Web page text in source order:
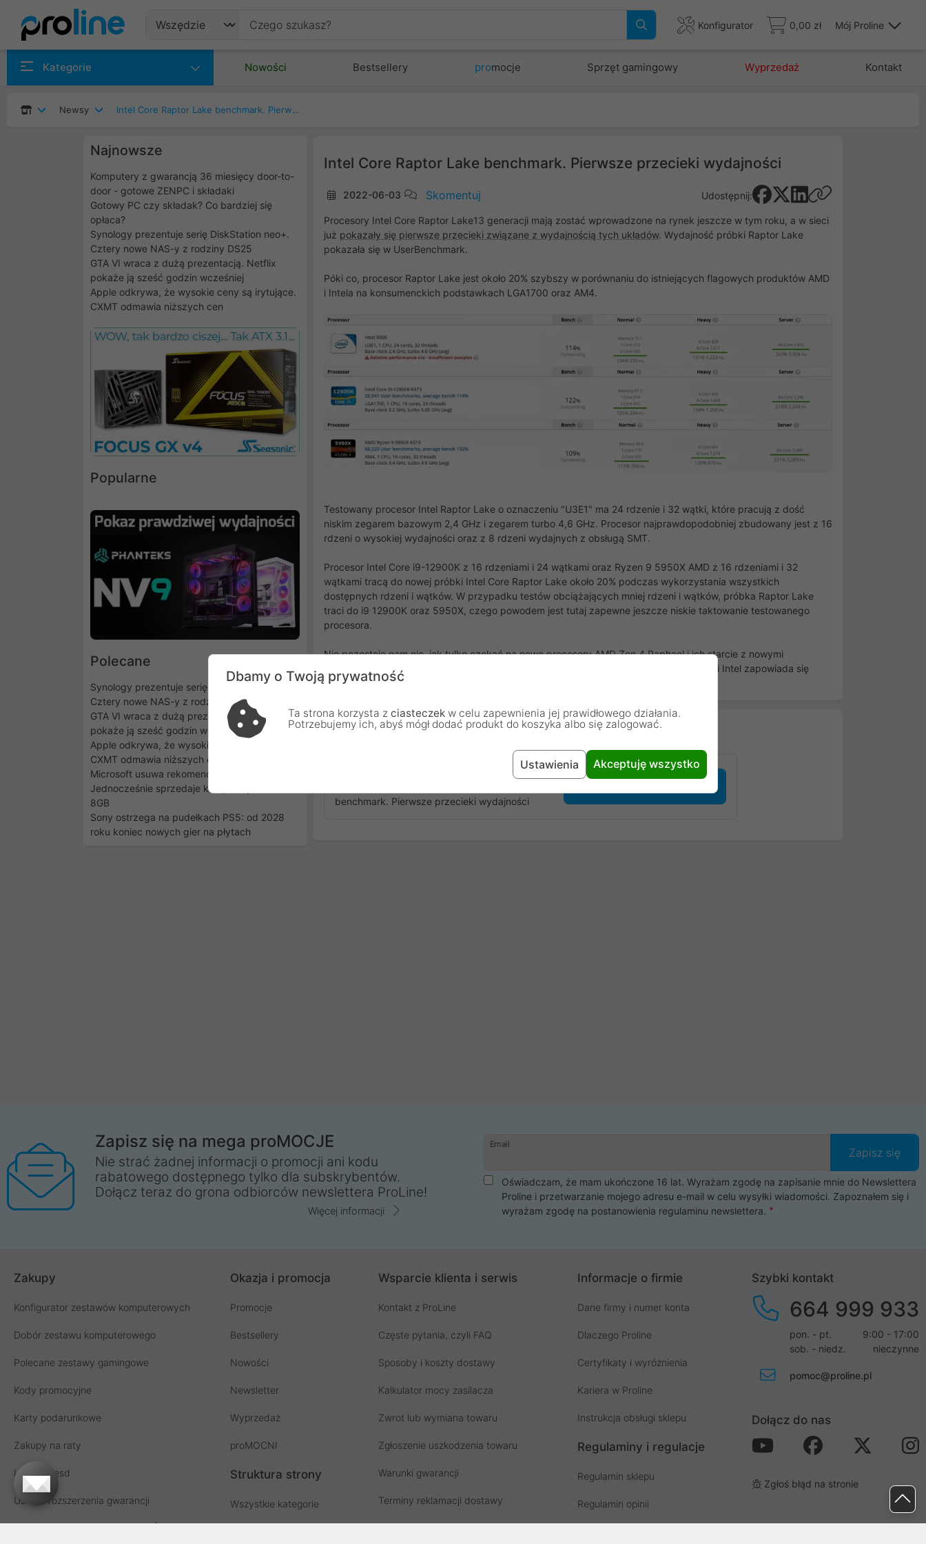
Konfigurator 0,00 zł Mój Proline
Kategorie Nowości Bestsellery promocje Sprzęt gamingowy Wyprzedaż Kontakt
Newsy Intel Core Raptor Lake benchmark. Pierwsze przecieki wydajności
Najnowsze
Komputery z gwarancją 36 miesięcy door-to-
door - gotowe ZENPC i składaki
Gotowy PC czy składak? Co bardziej się
opłaca?
Synology prezentuje serię DiskStation neo+.
Cztery nowe NAS-y z rodziny DS25
GTA VI wraca z dużą prezentacją. Netflix
pokaże ją sześć godzin wcześniej
Apple odkrywa, że wysokie ceny są irytujące.
CXMT odmawia niższych cen
Popularne
Polecane
Synology prezentuje serię DiskStation neo+.
Cztery nowe NAS-y z rodziny DS25
GTA VI wraca z dużą prezentacją. Netflix
pokaże ją sześć godzin wcześniej
Apple odkrywa, że wysokie ceny są irytujące.
CXMT odmawia niższych cen
Microsoft usuwa rekomendacje 32GB RAM.
Jednocześnie sprzedaje komputery Surface z
8GB
Sony ostrzega na pudełkach PS5: od 2028
roku koniec nowych gier na płytach
Intel Core Raptor Lake benchmark. Pierwsze przecieki wydajności
2022-06-03 Skomentuj Udostępnij:
Procesory Intel Core Raptor Lake13 generacji mają zostać wprowadzone na rynek jeszcze w tym roku, a w sieci
już pokazały się pierwsze przecieki związane z wydajnością tych układów. Wydajność próbki Raptor Lake
pokazała się w UserBenchmark.
Póki co, procesor Raptor Lake jest około 20% szybszy w porównaniu do istniejących flagowych produktów AMD
i Intela na konsumenckich podstawkach LGA1700 oraz AM4.
Testowany procesor Intel Raptor Lake o oznaczeniu "U3E1" ma 24 rdzenie i 32 wątki, które pracują z dość
niskim zegarem bazowym 2,4 GHz i zegarem turbo 4,6 GHz. Procesor najprawdopodobniej zbudowany jest z 16
rdzeni o wysokiej wydajności oraz z 8 rdzeni wydajnych z obsługą SMT.
Procesor Intel Core i9-12900K z 16 rdzeniami i 24 wątkami oraz Ryzen 9 5950X AMD z 16 rdzeniami i 32
wątkami tracą do nowej próbki Intel Core Raptor Lake około 20% podczas wykorzystania wszystkich
dostępnych rdzeni i wątków. W przypadku testów obciążających mniej rdzeni i wątków, próbka Raptor Lake
traci do i9 12900K oraz 5950X, czego powodem jest tutaj zapewne jeszcze niskie taktowanie testowanego
procesora.
Nie pozostaje nam nic, jak tylko czekać na nowe procesory AMD Zen 4 Raphael i ich starcie z nowymi
procesorami Intel Core Raptor Lake. Rywalizacja na rynku pomiędzy procesorami AMD i Intel zapowiada się
wyjątkowo ciekawie.
Opinie Klientów
benchmark. Pierwsze przecieki wydajności
Zapisz się na mega proMOCJE
Nie strać żadnej informacji o promocji ani kodu
rabatowego dostępnego tylko dla subskrybentów.
Dołącz teraz do grona odbiorców newslettera ProLine!
Więcej informacji
Email
Zapisz się
Oświadczam, że mam ukończone 16 lat. Wyrażam zgodę na zapisanie mnie do Newslettera
Proline i przetwarzanie mojego adresu e-mail w celu wysyłki wiadomości. Zapoznałem się i
wyrażam zgodę na postanowienia regulaminu newslettera.
Zakupy
Konfigurator zestawów komputerowych
Dobór zestawu komputerowego
Polecane zestawy gamingowe
Kody promocyjne
Karty podarunkowe
Zakupy na raty
Licencja esd
Usługi i rozszerzenia gwarancji
Okazja i promocja
Promocje
Bestsellery
Nowości
Newsletter
Wyprzedaż
proMOCNI
Struktura strony
Wszystkie kategorie
Wsparcie klienta i serwis
Kontakt z ProLine
Częste pytania, czyli FAQ
Sposoby i koszty dostawy
Kalkulator mocy zasilacza
Zwrot lub wymiana towaru
Zgłoszenie uszkodzenia towaru
Warunki gwarancji
Terminy reklamacji dostawy
Informacje o firmie
Dane firmy i numer konta
Dlaczego Proline
Certyfikaty i wyróżnienia
Kariera w Proline
Instrukcja obsługi sklepu
Regulaminy i regulacje
Regulamin sklepu
Regulamin opinii
Szybki kontakt
664 999 933
pon. - pt.
9:00 - 17:00
sob. - niedz.
nieczynne
pomoc@proline.pl
Dołącz do nas
Zgłoś błąd na stronie
Dbamy o Twoją prywatność
Ta strona korzysta z ciasteczek w celu zapewnienia jej prawidłowego działania.
Potrzebujemy ich, abyś mógł dodać produkt do koszyka albo się zalogować.
Ustawienia Akceptuję wszystko